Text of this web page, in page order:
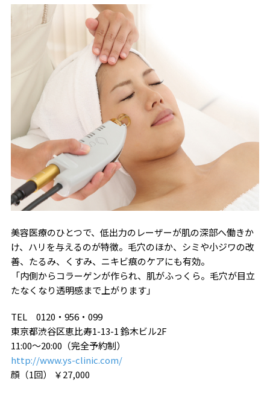
美容医療のひとつで、低出力のレーザーが肌の深部へ働きか
け、ハリを与えるのが特徴。毛穴のほか、シミや小ジワの改
善、たるみ、くすみ、ニキビ痕のケアにも有効。
「内側からコラーゲンが作られ、肌がふっくら。毛穴が目立
たなくなり透明感まで上がります」
TEL 0120・956・099
東京都渋谷区恵比寿1-13-1 鈴木ビル2F
11:00～20:00（完全予約制）
http://www.ys-clinic.com/
顔（1回） ￥27,000